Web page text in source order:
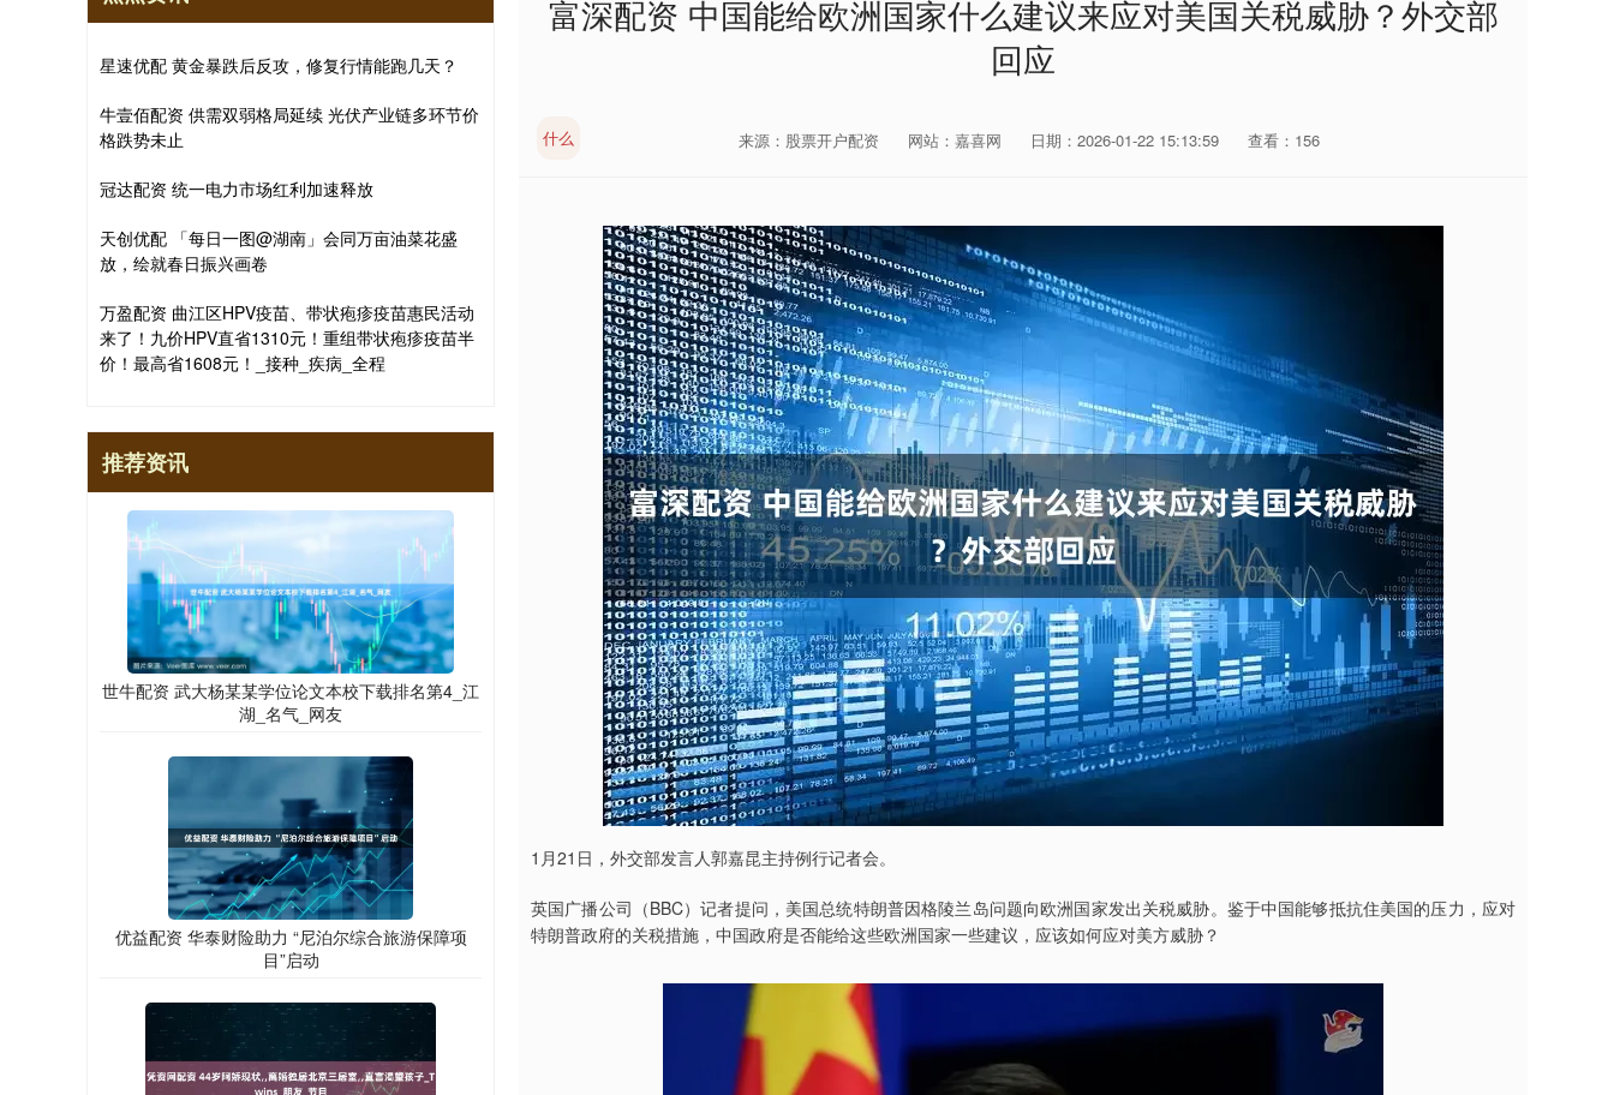
富深配资 中国能给欧洲国家什么建议来应对美国关税威胁？外交部
回应
什么 来源：股票开户配资 网站：嘉喜网 日期：2026-01-22 15:13:59 查看：156
1月21日，外交部发言人郭嘉昆主持例行记者会。
英国广播公司（BBC）记者提问，美国总统特朗普因格陵兰岛问题向欧洲国家发出关税威胁。鉴于中国能够抵抗住美国的压力，应对
特朗普政府的关税措施，中国政府是否能给这些欧洲国家一些建议，应该如何应对美方威胁？
星速优配 黄金暴跌后反攻，修复行情能跑几天？
牛壹佰配资 供需双弱格局延续 光伏产业链多环节价
格跌势未止
冠达配资 统一电力市场红利加速释放
天创优配 「每日一图@湖南」会同万亩油菜花盛
放，绘就春日振兴画卷
万盈配资 曲江区HPV疫苗、带状疱疹疫苗惠民活动
来了！九价HPV直省1310元！重组带状疱疹疫苗半
价！最高省1608元！_接种_疾病_全程
推荐资讯
世牛配资 武大杨某某学位论文本校下载排名第4_江
湖_名气_网友
优益配资 华泰财险助力 “尼泊尔综合旅游保障项
目”启动